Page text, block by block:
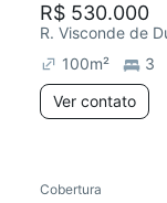
R$ 530.000
R. Visconde de
100m² 3
Ver contato
Cobertura